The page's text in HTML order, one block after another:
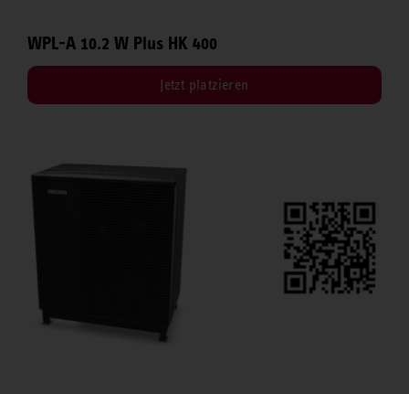
WPL-A 10.2 W Plus HK 400
Jetzt platzieren